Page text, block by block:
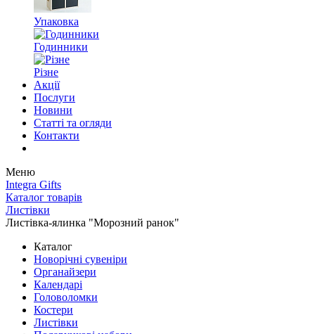
Упаковка
Годинники
Різне
Акції
Послуги
Новини
Статті та огляди
Контакти
Меню
Integra Gifts
Каталог товарів
Листівки
Листівка-ялинка "Морозний ранок"
Каталог
Новорічні сувеніри
Органайзери
Календарі
Головоломки
Костери
Листівки